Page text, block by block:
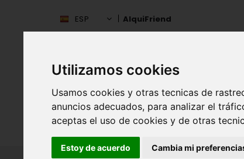
Utilizamos cookies
Usamos cookies y otras tecnicas de
anuncios adecuados, para analizar el
aceptas el uso de cookies y de otras
Estoy de acuerdo Cambia mi
ESP AlquiFriend
ESPAÑA